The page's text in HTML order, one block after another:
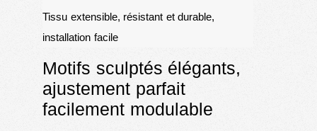
Tissu extensible, résistant et durable,
installation facile
Motifs sculptés élégants,
ajustement parfait
facilement modulable